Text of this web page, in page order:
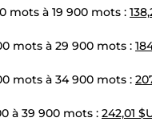
mots à 19 900 mots :
mots à 29 900 mots :
mots à 34 900 mots :
à 39 900 mots : 242,01